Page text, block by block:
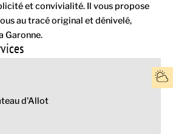
et convivialité. Il vous propose
au tracé original et dénivelé,
Garonne.
d'Allot